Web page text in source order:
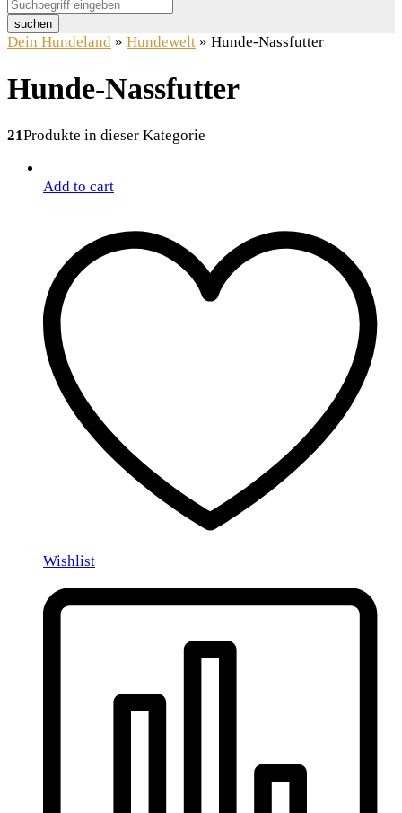
suchen
Dein Hundeland » Hundewelt » Hunde-Nassfutter
Hunde-Nassfutter
21Produkte in dieser Kategorie
Add to cart
Wishlist